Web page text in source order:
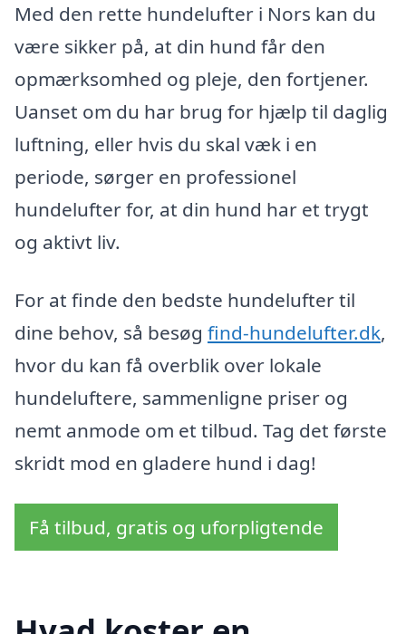
Med den rette hundelufter i Nors kan du
være sikker på, at din hund får den
opmærksomhed og pleje, den fortjener.
Uanset om du har brug for hjælp til daglig
luftning, eller hvis du skal væk i en
periode, sørger en professionel
hundelufter for, at din hund har et trygt
og aktivt liv.
For at finde den bedste hundelufter til
dine behov, så besøg find-hundelufter.dk,
hvor du kan få overblik over lokale
hundeluftere, sammenligne priser og
nemt anmode om et tilbud. Tag det første
skridt mod en gladere hund i dag!
Få tilbud, gratis og uforpligtende